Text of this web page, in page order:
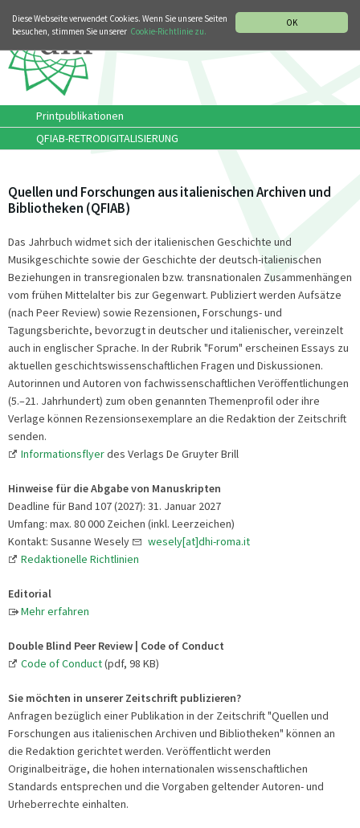
OK
Diese Webseite verwendet Cookies. Wenn Sie unsere Seiten
besuchen, stimmen Sie unserer Cookie-Richtlinie zu.
Printpublikationen
QFIAB-RETRODIGITALISIERUNG
Quellen und Forschungen aus italienischen Archiven und
Bibliotheken (QFIAB)
Das Jahrbuch widmet sich der italienischen Geschichte und
Musikgeschichte sowie der Geschichte der deutsch-italienischen
Beziehungen in transregionalen bzw. transnationalen Zusammenhängen
vom frühen Mittelalter bis zur Gegenwart. Publiziert werden Aufsätze
(nach Peer Review) sowie Rezensionen, Forschungs- und
Tagungsberichte, bevorzugt in deutscher und italienischer, vereinzelt
auch in englischer Sprache. In der Rubrik "Forum" erscheinen Essays zu
aktuellen geschichtswissenschaftlichen Fragen und Diskussionen.
Autorinnen und Autoren von fachwissenschaftlichen Veröffentlichungen
(5.–21. Jahrhundert) zum oben genannten Themenprofil oder ihre
Verlage können Rezensionsexemplare an die Redaktion der Zeitschrift
senden.
Informationsflyerdes Verlags De Gruyter Brill
Hinweise für die Abgabe von Manuskripten
Deadline für Band 107 (2027): 31. Januar 2027
Umfang: max. 80 000 Zeichen (inkl. Leerzeichen)
Kontakt: Susanne Wesely
wesely[at]dhi-roma.it
Redaktionelle Richtlinien
Editorial
Mehr erfahren
Double Blind Peer Review | Code of Conduct
Code of Conduct(pdf, 98 KB)
Sie möchten in unserer Zeitschrift publizieren?
Anfragen bezüglich einer Publikation in der Zeitschrift "Quellen und
Forschungen aus italienischen Archiven und Bibliotheken" können an
die Redaktion gerichtet werden. Veröffentlicht werden
Originalbeiträge, die hohen internationalen wissenschaftlichen
Standards entsprechen und die Vorgaben geltender Autoren- und
Urheberrechte einhalten.